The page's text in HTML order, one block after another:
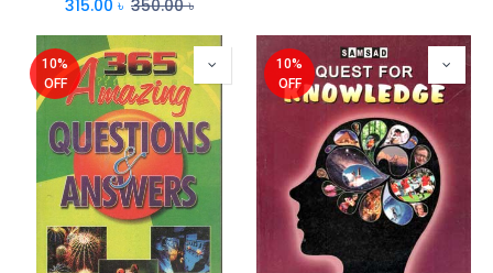
315.00 ৳ 350.00৳
10%
OFF
10%
OFF